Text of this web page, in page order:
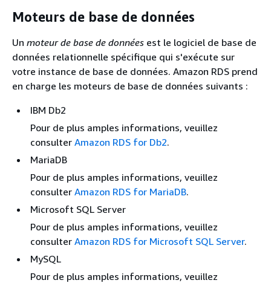
Moteurs de base de données
Un moteur de base de données est le logiciel de base de
données relationnelle spécifique qui s'exécute sur
votre instance de base de données. Amazon RDS prend
en charge les moteurs de base de données suivants :
IBM Db2
Pour de plus amples informations, veuillez
consulter Amazon RDS for Db2.
MariaDB
Pour de plus amples informations, veuillez
consulter Amazon RDS for MariaDB.
Microsoft SQL Server
Pour de plus amples informations, veuillez
consulter Amazon RDS for Microsoft SQL Server.
MySQL
Pour de plus amples informations, veuillez